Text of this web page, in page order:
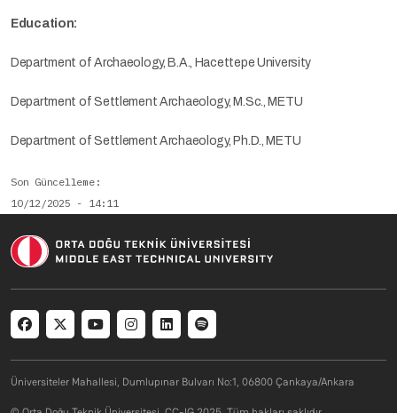
Education:
Department of Archaeology, B.A., Hacettepe University
Department of Settlement Archaeology, M.Sc., METU
Department of Settlement Archaeology, Ph.D., METU
Son Güncelleme
10/12/2025 - 14:11
Social menu
Üniversiteler Mahallesi, Dumlupınar Bulvarı No:1, 06800 Çankaya/Ankara